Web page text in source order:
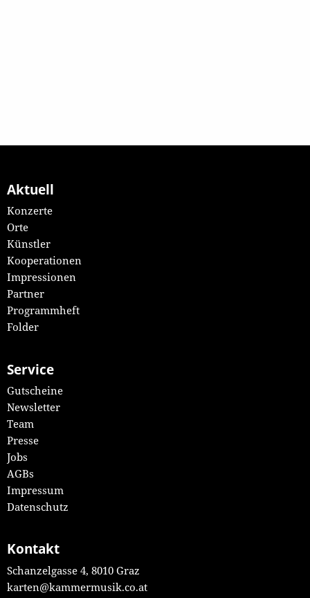
Aktuell
Konzerte
Orte
Künstler
Kooperationen
Impressionen
Partner
Programmheft
Folder
Service
Gutscheine
Newsletter
Team
Presse
Jobs
AGBs
Impressum
Datenschutz
Kontakt
Schanzelgasse 4, 8010 Graz
karten@kammermusik.co.at